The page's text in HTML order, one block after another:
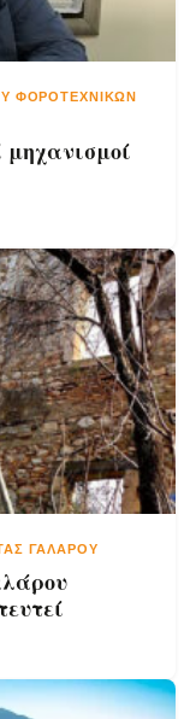
ΦΟΡΟΤΕΧΝΙΚΏΝ
μηχανισμοί
ΓΑΛΆΡΟΥ